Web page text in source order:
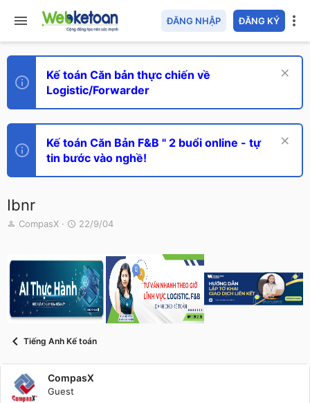
ĐĂNG NHẬP ĐĂNG KÝ
Kế toán Căn bản thực chiến về
Logistic/Forwarder
Kế toán Căn Bản F&B " 2 buổi online - tự
tin bước vào nghề!
Ibnr
T
e
a
d
s
a
r
CompasX
N
y
g
ử
i
22/9/04
Tiếng Anh Kế toán
CompasX
Guest